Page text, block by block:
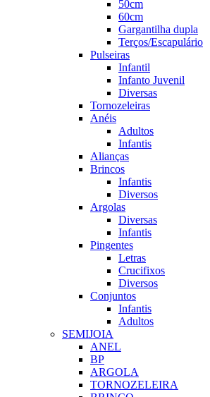
50cm
60cm
Gargantilha dupla
Terços/Escapulário
Pulseiras
Infantil
Infanto Juvenil
Diversas
Tornozeleiras
Anéis
Adultos
Infantis
Alianças
Brincos
Infantis
Diversos
Argolas
Diversas
Infantis
Pingentes
Letras
Crucifixos
Diversos
Conjuntos
Infantis
Adultos
SEMIJOIA
ANEL
BP
ARGOLA
TORNOZELEIRA